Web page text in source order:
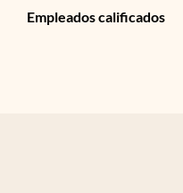
Empleados calificados